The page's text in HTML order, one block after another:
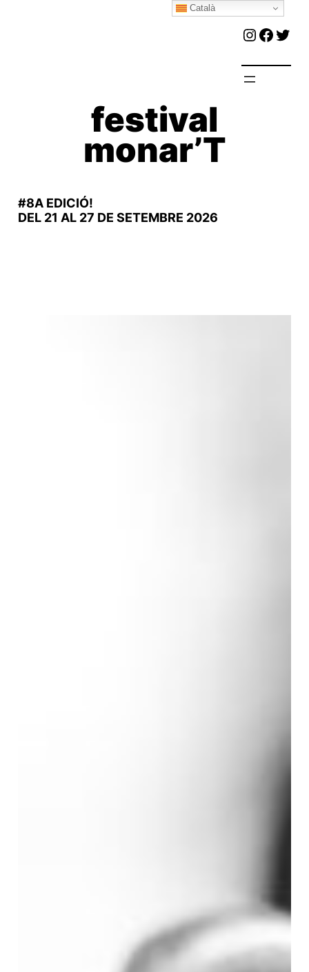
festival
monar’T
#8A EDICIÓ!
DEL 21 AL 27 DE SETEMBRE 2026
Català